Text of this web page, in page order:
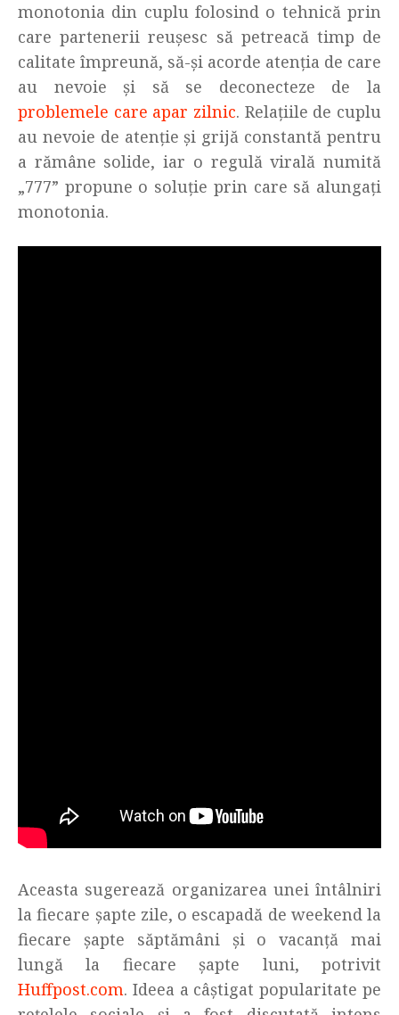
monotonia din cuplu folosind o tehnică prin
care partenerii reușesc să petreacă timp de
calitate împreună, să-și acorde atenția de care
au nevoie și să se deconecteze de la
problemele care apar zilnic. Relațiile de cuplu
au nevoie de atenție și grijă constantă pentru
a rămâne solide, iar o regulă virală numită
„777” propune o soluție prin care să alungați
monotonia.
Aceasta sugerează organizarea unei întâlniri
la fiecare șapte zile, o escapadă de weekend la
fiecare șapte săptămâni și o vacanță mai
lungă la fiecare șapte luni, potrivit
Huffpost.com. Ideea a câștigat popularitate pe